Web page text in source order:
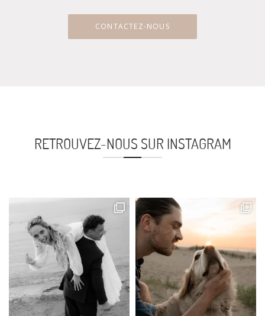
CONTACTEZ-NOUS
RETROUVEZ-NOUS SUR INSTAGRAM